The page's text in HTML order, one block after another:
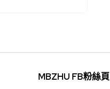
MBZHU FB粉絲頁